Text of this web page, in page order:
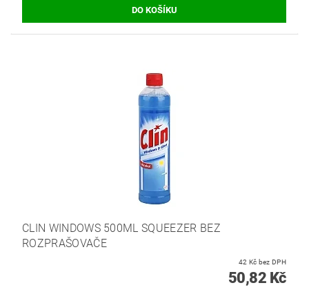
CLIN WINDOWS 500ML SQUEEZER BEZ
ROZPRAŠOVAČE
42 Kč bez DPH
50,82 Kč